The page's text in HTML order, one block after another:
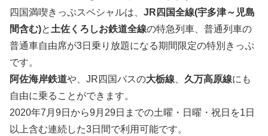
四国満喫きっぷスペシャルは、 JR四国全線(宇多津～児島
間含む)と 土佐くろしお鉄道全線の特急列車、普通列車の
普通車自由席が3日乗り放題になる期間限定の特別きっぷ
です。
阿佐海岸鉄道や、JR四国バスの大栃線 久万高原線にも
自由に乗ることができます。
2020年7月9日から9月29日までの土曜・日曜・祝日を1日
以上含む連続した3日間で利用可能です。